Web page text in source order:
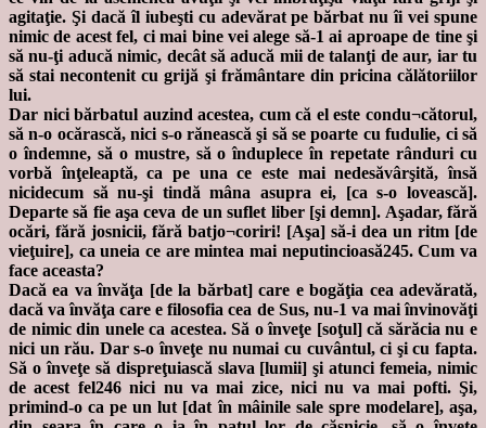
agitaţie. Şi dacă îl iubeşti cu adevărat pe bărbat nu îi vei spune
nimic de acest fel, ci mai bine vei alege să-1 ai aproape de tine şi
să nu-ţi aducă nimic, decât să aducă mii de talanţi de aur, iar tu
să stai necontenit cu grijă şi frământare din pricina călătoriilor
lui.
Dar nici bărbatul auzind acestea, cum că el este condu¬cătorul,
să n-o ocărască, nici s-o rănească şi să se poarte cu fudulie, ci să
o îndemne, să o mustre, să o înduplece în repetate rânduri cu
vorbă înţeleaptă, ca pe una ce este mai nedesăvârşită, însă
nicidecum să nu-şi tindă mâna asupra ei, [ca s-o lovească].
Departe să fie aşa ceva de un suflet liber [şi demn]. Aşadar, fără
ocări, fără josnicii, fără batjo¬coriri! [Aşa] să-i dea un ritm [de
vieţuire], ca uneia ce are mintea mai neputincioasă245. Cum va
face aceasta?
Dacă ea va învăţa [de la bărbat] care e bogăţia cea adevărată,
dacă va învăţa care e filosofia cea de Sus, nu-1 va mai învinovăţi
de nimic din unele ca acestea. Să o înveţe [soţul] că sărăcia nu e
nici un rău. Dar s-o înveţe nu numai cu cuvântul, ci şi cu fapta.
Să o înveţe să dispreţuiască slava [lumii] şi atunci femeia, nimic
de acest fel246 nici nu va mai zice, nici nu va mai pofti. Şi,
primind-o ca pe un lut [dat în mâinile sale spre modelare], aşa,